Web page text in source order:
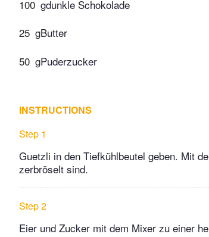
100 gdunkle Schokolade
25 gButter
50 gPuderzucker
INSTRUCTIONS
Step 1
Guetzli in den Tiefkühlbeutel geben. Mit
zerbröselt sind.
Step 2
Eier und Zucker mit dem Mixer zu einer